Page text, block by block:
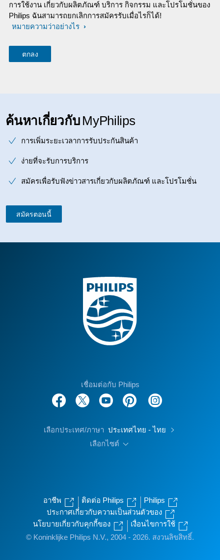
การใช้งาน เกี่ยวกับผลิตภัณฑ์ บริการ กิจกรรม และโปรโมชั่นของ
Philips ฉันสามารถยกเลิกการสมัครรับเมื่อไรก็ได้!
หมายความว่าอย่างไร
ค้นหาเกี่ยวกับ MyPhilips
การเพิ่มระยะเวลาการรับประกันสินค้า
ง่ายที่จะรับการบริการ
สมัครเพื่อรับฟังข่าวสารเกี่ยวกับผลิตภัณฑ์ และโปรโมชั่น
สมัครตอนนี้
เชื่อมต่อกับ Philips
เลือกประเทศ/ภาษา ประเทศไทย - ไทย
เลือกไซต์
อาชีพ ติดต่อ Philips
Philips
ประกาศเกี่ยวกับความเป็นส่วนตัวของ
นโยบายเกี่ยวกับคุกกี้ของ
เงื่อนไขการใช้
© Koninklijke Philips N.V., 2004 - 2026. สงวนลิขสิทธิ์.